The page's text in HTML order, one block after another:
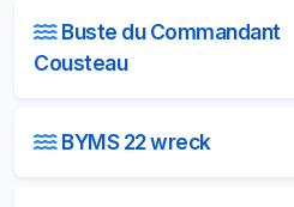
Buste du Commandant
Cousteau
BYMS 22 wreck